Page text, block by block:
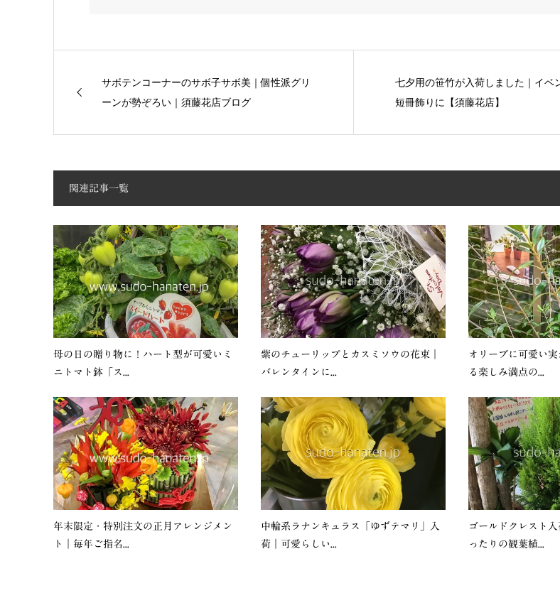
サボテンコーナーのサボ子サボ美｜個性派グリ
ーンが勢ぞろい｜須藤花店ブログ
七夕用の笹竹が入荷しました｜イベ
短冊飾りに【須藤花店】
関連記事一覧
母の日の贈り物に！ハート型が可愛いミ
ニトマト鉢「ス...
紫のチューリップとカスミソウの花束｜
バレンタインに...
オリーブに可愛い
る楽しみ満点の...
年末限定・特別注文の正月アレンジメン
ト｜毎年ご指名...
中輪系ラナンキュラス「ゆずテマリ」入
荷｜可愛らしい...
ゴールドクレスト
ったりの観葉植...